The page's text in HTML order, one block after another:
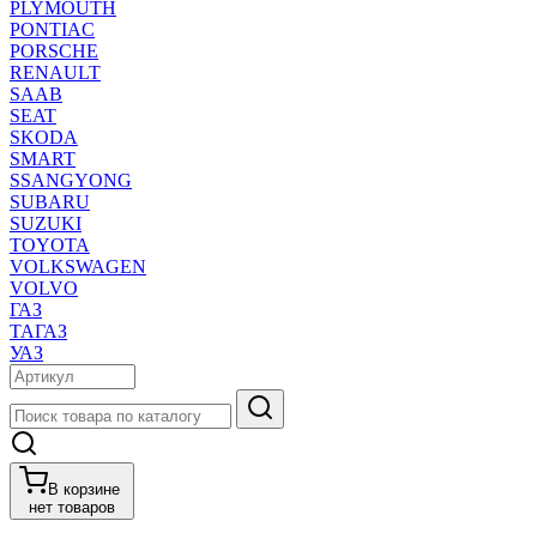
PLYMOUTH
PONTIAC
PORSCHE
RENAULT
SAAB
SEAT
SKODA
SMART
SSANGYONG
SUBARU
SUZUKI
TOYOTA
VOLKSWAGEN
VOLVO
ГАЗ
ТАГАЗ
УАЗ
В корзине
нет товаров